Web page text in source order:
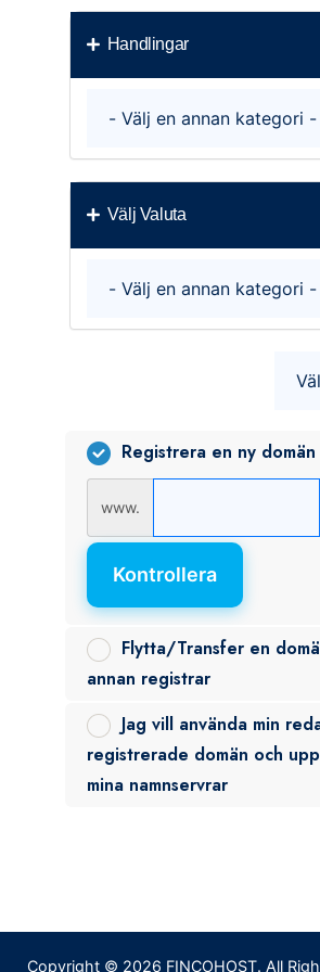
Handlingar
Välj Valuta
Registrera en ny domän
www.
Kontrollera
Flytta/Transfer en
annan registrar
Jag vill använda min
registrerade domän och
mina namnservrar
Copyright © 2026 FINCOHOST. All